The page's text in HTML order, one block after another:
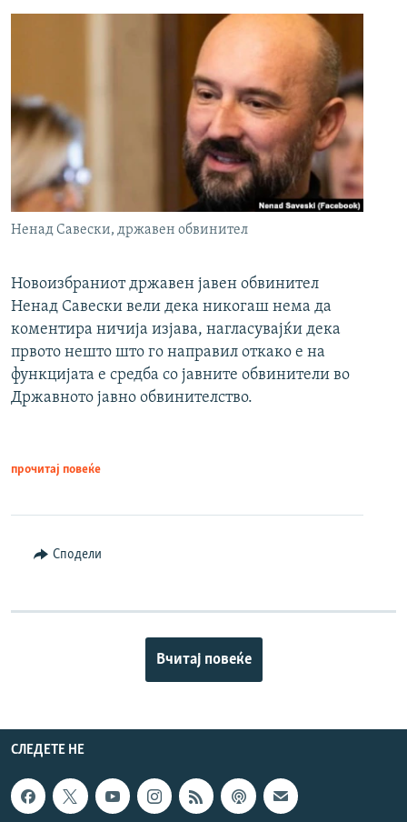
Ненад Савески, државен обвинител
Новоизбраниот државен јавен обвинител
Ненад Савески вели дека никогаш нема да
коментира ничија изјава, нагласувајќи дека
првото нешто што го направил откако е на
функцијата е средба со јавните обвинители во
Државното јавно обвинителство.
прочитај повеќе
Сподели
Вчитај повеќе
СЛЕДЕТЕ НЕ